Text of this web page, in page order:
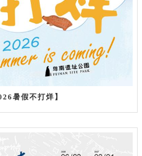
暑假不打烊】